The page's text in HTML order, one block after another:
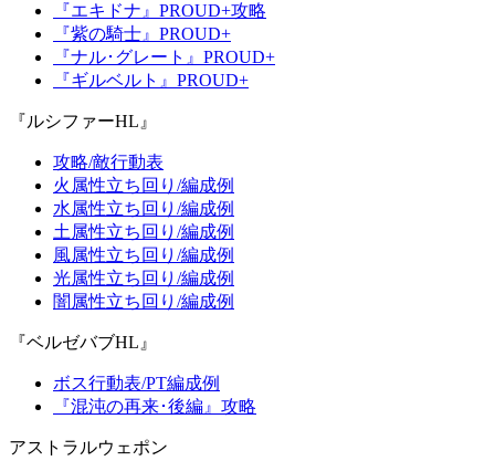
『エキドナ』PROUD+攻略
『紫の騎士』PROUD+
『ナル･グレート』PROUD+
『ギルベルト』PROUD+
『ルシファーHL』
攻略/敵行動表
火属性立ち回り/編成例
水属性立ち回り/編成例
土属性立ち回り/編成例
風属性立ち回り/編成例
光属性立ち回り/編成例
闇属性立ち回り/編成例
『ベルゼバブHL』
ボス行動表/PT編成例
『混沌の再来･後編』攻略
アストラルウェポン